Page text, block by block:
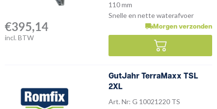
110 mm
Snelle en nette waterafvoer
€395,14
incl. BTW
Morgen verzonden
GutJahr TerraMaxx TSL
2XL
Art. Nr: G 10021220 TS